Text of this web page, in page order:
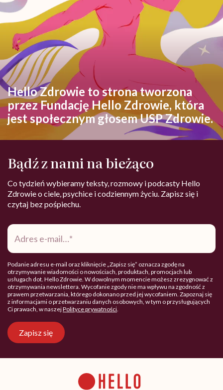
Hello Zdrowie to strona tworzona
przez Fundację Hello Zdrowie, która
jest społecznym głosem USP Zdrowie.
Bądź z nami na bieżąco
Co tydzień wybieramy teksty, rozmowy i podcasty Hello
Zdrowie o ciele, psychice i codziennym życiu. Zapisz się i
czytaj bez pośpiechu.
Adres
mail*
Podanie adresu e-mail oraz kliknięcie „Zapisz się” oznacza zgodę na
otrzymywanie wiadomości o nowościach, produktach, promocjach lub
usługach dot. Hello Zdrowie. W dowolnym momencie możesz zrezygnować z
otrzymywania newslettera. Wycofanie zgody nie ma wpływu na zgodność z
prawem przetwarzania, którego dokonano przed jej wycofaniem. Zapoznaj się
z informacjami o przetwarzaniu danych osobowych, w tym o przysługujących
Ci prawach, w naszejPolityce prywatności.
Zapisz się